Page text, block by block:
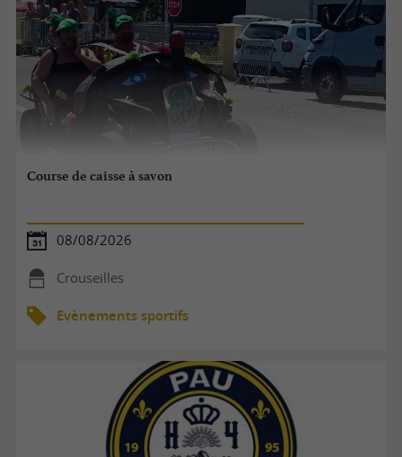
Course de caisse à savon
08/08/2026
Crouseilles
Evènements sportifs